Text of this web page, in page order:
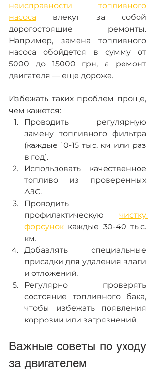
неисправности топливного
насоса влекут за собой
дорогостоящие ремонты.
Например, замена топливного
насоса обойдется в сумму от
5000 до 15000 грн, а ремонт
двигателя — еще дороже.
Избежать таких проблем проще,
чем кажется:
Проводить регулярную
замену топливного фильтра
(каждые 10-15 тыс. км или раз
в год).
Использовать качественное
топливо из проверенных
АЗС.
Проводить
профилактическую чистку
форсунок каждые 30-40 тыс.
км.
Добавлять специальные
присадки для удаления влаги
и отложений.
Регулярно проверять
состояние топливного бака,
чтобы избежать появления
коррозии или загрязнений.
Важные советы по уходу
за двигателем